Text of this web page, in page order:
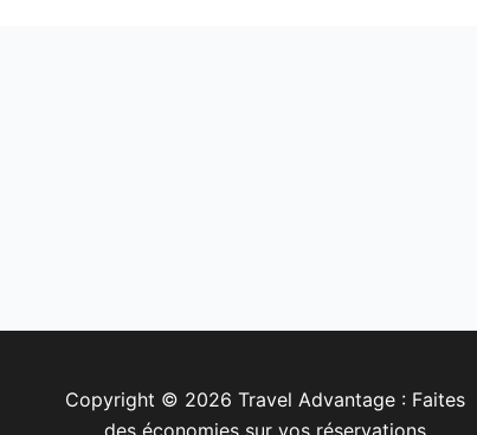
Copyright © 2026 Travel Advantage : Faites
des économies sur vos réservations